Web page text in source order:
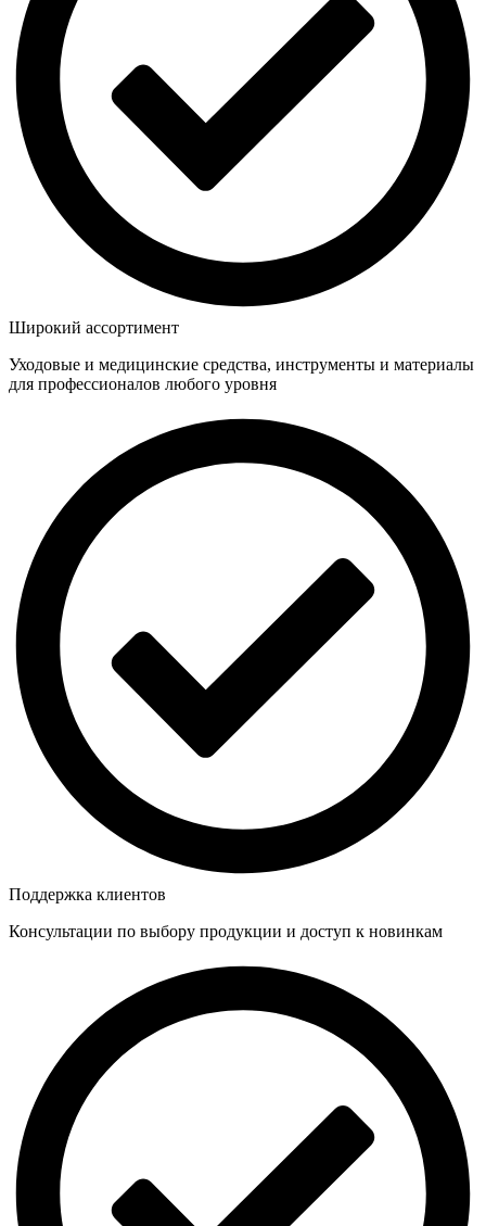
Широкий ассортимент
Уходовые и медицинские средства, инструменты и материалы
для профессионалов любого уровня
Поддержка клиентов
Консультации по выбору продукции и доступ к новинкам